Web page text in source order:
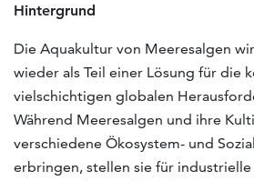
Hintergrund
Die Aquakultur von Meeresalgen
wieder als Teil einer Lösung für die
vielschichtigen globalen
Während Meeresalgen und ihre
verschiedene Ökosystem- und
erbringen, stellen sie für